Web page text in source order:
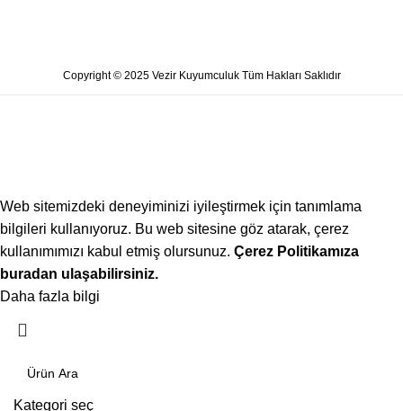
Copyright © 2025 Vezir Kuyumculuk Tüm Hakları Saklıdır
Web sitemizdeki deneyiminizi iyileştirmek için tanımlama
bilgileri kullanıyoruz. Bu web sitesine göz atarak, çerez
kullanımımızı kabul etmiş olursunuz. Çerez Politikamıza
buradan ulaşabilirsiniz.
Daha fazla bilgi
Kategori seç